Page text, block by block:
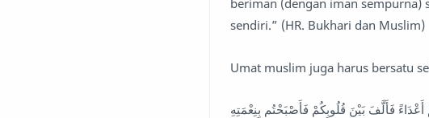
beriman (dengan iman sempurna)
sendiri.” (HR. Bukhari dan Muslim)
Umat muslim juga harus bersatu
أَعْدَاءً فَأَلَّفَ بَيْنَ قُلُوبِكُمْ فَأَصْبَحْتُم بِنِعْمَتِهِ